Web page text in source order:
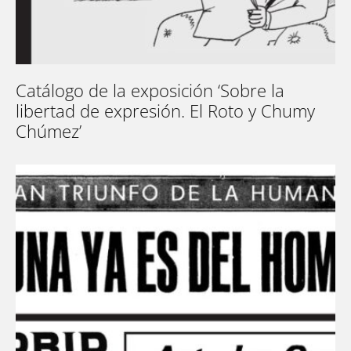
Catálogo de la exposición ‘Sobre la
libertad de expresión. El Roto y Chumy
Chúmez’